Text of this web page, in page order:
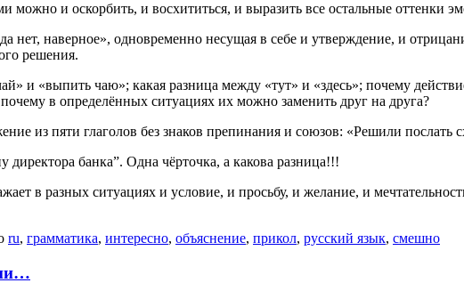
и оскорбить, и восхититься, и выразить все остальные оттенки
нет, наверное», одновременно несущая в себе и утверждение, и
решения.
и «выпить чаю»; какая разница между «тут» и «здесь»; почему
в определённых ситуациях их можно заменить друг на друга?
из пяти глаголов без знаков препинания и союзов: «Решили послать
банка”. Одна чёрточка, а какова разница!!!
в разных ситуациях и условие, и просьбу, и желание, и
ru, грамматика, интересно, объяснение, прикол, русский язык, смешно